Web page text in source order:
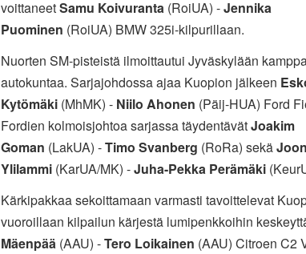
voittaneetSamu Koivuranta(RoiUA) -Jennika
Puominen (RoiUA) BMW 325i-kilpurillaan.
Nuorten SM-pisteistä ilmoittautui Jyväskylään
autokuntaa. Sarjajohdossa ajaa Kuopion jälkeen
Kytömäki(MhMK) - Niilo Ahonen (Päij-HUA) Ford
Fordien kolmoisjohtoa sarjassa täydentävätJoakim
Goman (LakUA) -Timo Svanberg (RoRa) sekä
Ylilammi(KarUA/MK) -Juha-Pekka Perämäki
Kärkipakkaa sekoittamaan varmasti tavoittelevat
vuoroillaan kilpailun kärjestä lumipenkkoihin
Mäenpää(AAU) -Tero Loikainen (AAU) Citroen C2